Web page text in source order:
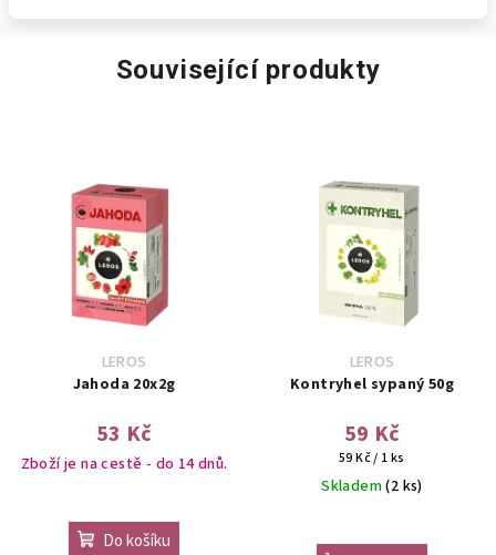
Související produkty
LEROS
Jahoda 20x2g
53 Kč
Zboží je na cestě - do 14 dnů.
Do košíku
LEROS
Kontryhel sypaný 50g
59 Kč
Měrná
cena:
59 Kč / 1 ks
Skladem(2 ks)